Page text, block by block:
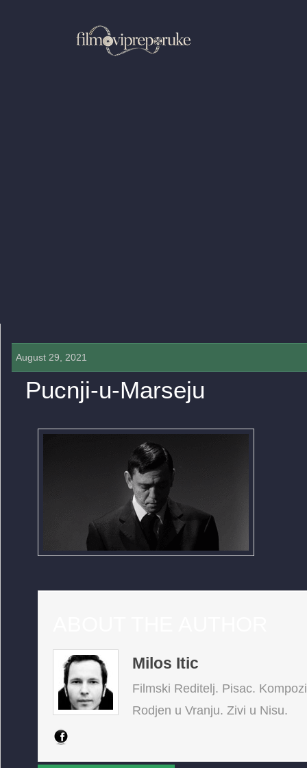
August 29, 2021
0 COMMENTS »
Pucnji-u-Marseju
Milos Itic
Filmski Reditelj. Pisac.
Rodjen u Vranju. Zivi u Nisu.